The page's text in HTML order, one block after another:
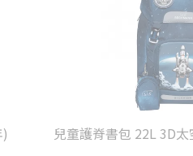
兒童護脊書包 22L 3D